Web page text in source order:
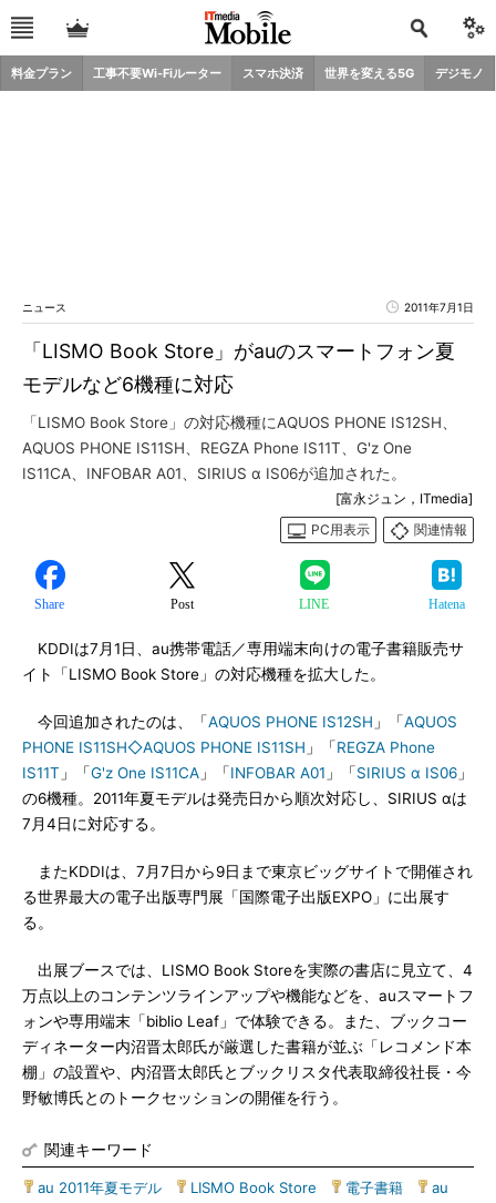
料金プラン 工事不要Wi-Fiルーター スマホ決済 世界を変える5G デジモノ
ニュース 2011年7月1日
「LISMO Book Store」がauのスマートフォン夏
モデルなど6機種に対応
「LISMO Book Store」の対応機種にAQUOS PHONE IS12SH、
AQUOS PHONE IS11SH、REGZA Phone IS11T、G'z One
IS11CA、INFOBAR A01、SIRIUS α IS06が追加された。
[富永ジュン，ITmedia]
PC用表示
関連情報
Share Post LINE Hatena
KDDIは7月1日、au携帯電話／専用端末向けの電子書籍販売サ
イト「LISMO Book Store」の対応機種を拡大した。
今回追加されたのは、「AQUOS PHONE IS12SH 」「AQUOS
PHONE IS11SH◇AQUOS PHONE IS11SH 」「REGZA Phone
IS11T 」「G'z One IS11CA 」「INFOBAR A01 」「SIRIUS α IS06 」
の6機種。2011年夏モデルは発売日から順次対応し、SIRIUS αは
7月4日に対応する。
またKDDIは、7月7日から9日まで東京ビッグサイトで開催され
る世界最大の電子出版専門展「国際電子出版EXPO」に出展す
る。
出展ブースでは、LISMO Book Storeを実際の書店に見立て、4
万点以上のコンテンツラインアップや機能などを、auスマートフ
ォンや専用端末「biblio Leaf」で体験できる。また、ブックコー
ディネーター内沼晋太郎氏が厳選した書籍が並ぶ「レコメンド本
棚」の設置や、内沼晋太郎氏とブックリスタ代表取締役社長・今
野敏博氏とのトークセッションの開催を行う。
関連キーワード
au 2011年夏モデル LISMO Book Store 電子書籍 au